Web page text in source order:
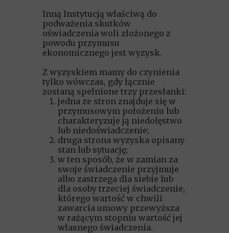
Inną Instytucją właściwą do
podważenia skutków
oświadczenia woli złożonego z
powodu przymusu
ekonomicznego jest wyzysk.
Z wyzyskiem mamy do czynienia
tylko wówczas, gdy łącznie
zostaną spełnione trzy przesłanki:
jedna ze stron znajduje się w
przymusowym położeniu lub
charakteryzuje ją niedołęstwo
lub niedoświadczenie;
druga strona wyzyska opisany
stan lub sytuację;
w ten sposób, że w zamian za
swoje świadczenie przyjmuje
albo zastrzega dla siebie lub
dla osoby trzeciej świadczenie,
którego wartość w chwili
zawarcia umowy przewyższa
w rażącym stopniu wartość jej
własnego świadczenia.